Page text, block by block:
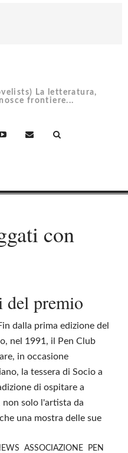
La letteratura,
frontiere...
Email
con
premio
dalla prima edizione del
nel 1991, il Pen Club
in occasione
la tessera di Socio a
di ospitare a
non solo l'artista da
una mostra delle sue
ASSOCIAZIONE
PEN